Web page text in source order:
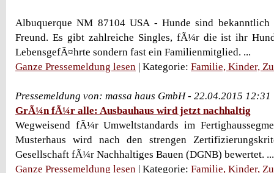
Albuquerque NM 87104 USA - Hunde sind bekanntlich
Freund. Es gibt zahlreiche Singles, fÃ¼r die ist ihr
LebensgefÃ¤hrte sondern fast ein Familienmitglied. ...
Ganze Pressemeldung lesen | Kategorie: Familie, Kinder,
Pressemeldung von: massa haus GmbH - 22.04.2015
GrÃ¼n fÃ¼r alle: Ausbauhaus wird jetzt nachhaltig
Wegweisend fÃ¼r Umweltstandards im
Musterhaus wird nach den strengen
Gesellschaft fÃ¼r Nachhaltiges Bauen (DGNB) bewertet. ...
Ganze Pressemeldung lesen | Kategorie: Familie, Kinder,